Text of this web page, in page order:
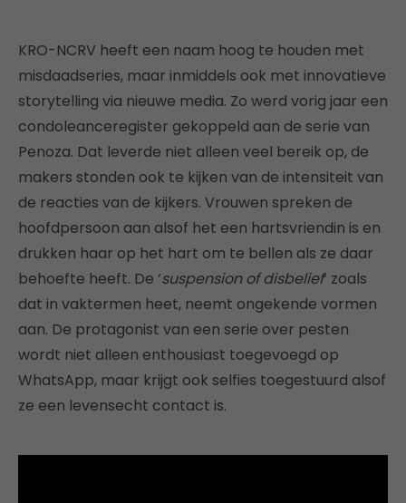
KRO-NCRV heeft een naam hoog te houden met
misdaadseries, maar inmiddels ook met innovatieve
storytelling via nieuwe media. Zo werd vorig jaar een
condoleanceregister gekoppeld aan de serie van
Penoza. Dat leverde niet alleen veel bereik op, de
makers stonden ook te kijken van de intensiteit van
de reacties van de kijkers. Vrouwen spreken de
hoofdpersoon aan alsof het een hartsvriendin is en
drukken haar op het hart om te bellen als ze daar
behoefte heeft. De ‘suspension of disbelief‘ zoals
dat in vaktermen heet, neemt ongekende vormen
aan. De protagonist van een serie over pesten
wordt niet alleen enthousiast toegevoegd op
WhatsApp, maar krijgt ook selfies toegestuurd alsof
ze een levensecht contact is.